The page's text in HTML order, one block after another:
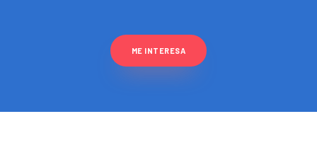
ME INTERESA